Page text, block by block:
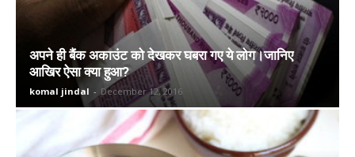
अपने ही बैंक अकाउंट को देखकर घबरा गए ये लोग।जानिए
आखिर ऐसा क्या हुआ?
komal jindal - December 12, 2016